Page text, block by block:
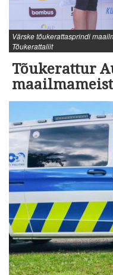
Värske tõukerattasprindi
Tõukerattaliit
Tõukerattur